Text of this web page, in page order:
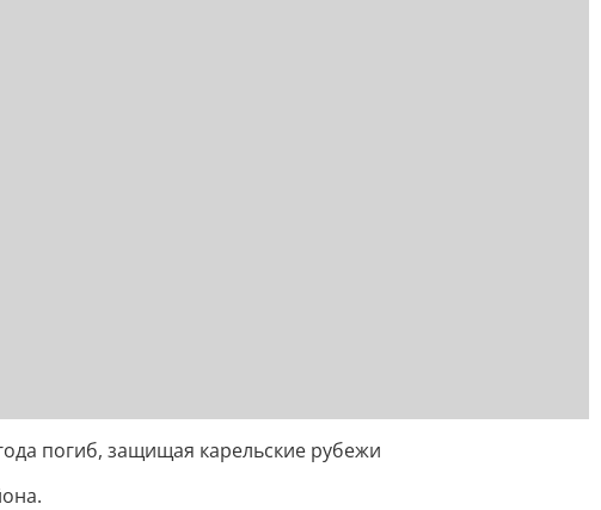
погиб, защищая карельские рубежи